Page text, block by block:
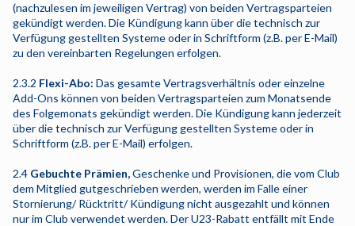
(nachzulesen im jeweiligen Vertrag) von beiden Vertragsparteien
gekündigt werden. Die Kündigung kann über die technisch zur
Verfügung gestellten Systeme oder in Schriftform (z.B. per E-Mail)
zu den vereinbarten Regelungen erfolgen.
2.3.2 Flexi-Abo: Das gesamte Vertragsverhältnis oder einzelne
Add-Ons können von beiden Vertragsparteien zum Monatsende
des Folgemonats gekündigt werden. Die Kündigung kann jederzeit
über die technisch zur Verfügung gestellten Systeme oder in
Schriftform (z.B. per E-Mail) erfolgen.
2.4 Gebuchte Prämien,Geschenke und Provisionen, die vom Club
dem Mitglied gutgeschrieben werden, werden im Falle einer
Stornierung/ Rücktritt/ Kündigung nicht ausgezahlt und können
nur im Club verwendet werden. Der U23-Rabatt entfällt mit Ende